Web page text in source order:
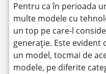
Pentru ca în perioada
multe modele cu
un top pe care-l
generație. Este evident
un model, tocmai de
modele, pe diferite